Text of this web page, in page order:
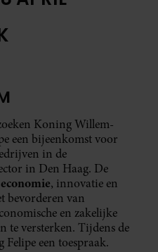
Koning Willem-
een bijeenkomst voor
in de
in Den Haag. De
, innovatie en
bevorderen van
en zakelijke
te versterken. Tijdens de
een toespraak.